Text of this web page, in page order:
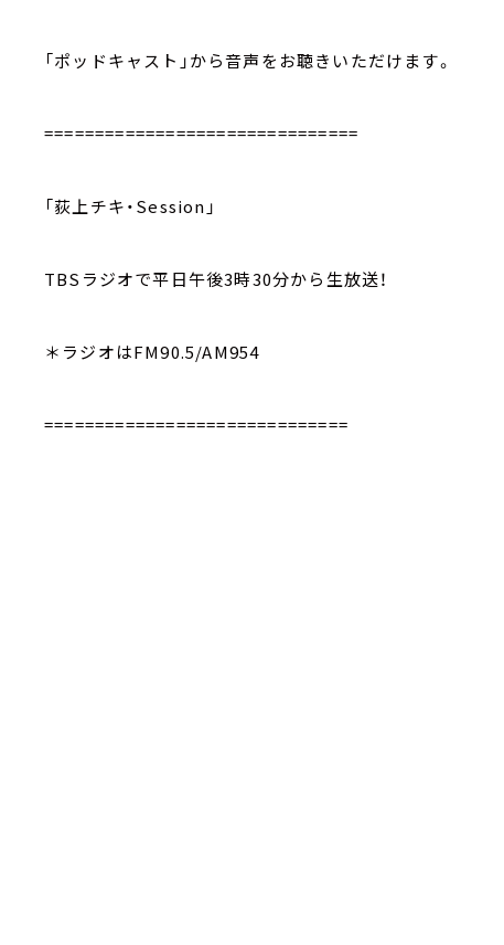
「ポッドキャスト」から音声をお聴きいただけます。
===============================
「荻上チキ・Session」
TBSラジオで平日午後3時30分から生放送！
＊ラジオはFM90.5/AM954
==============================